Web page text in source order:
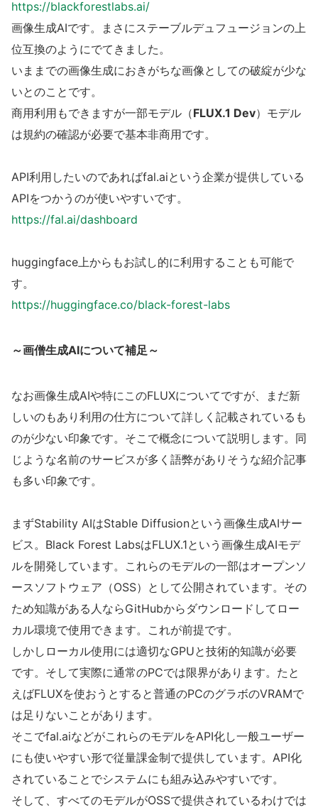
https://blackforestlabs.ai/
画像生成AIです。まさにステーブルデュフュージョンの上
位互換のようにでてきました。
いままでの画像生成におきがちな画像としての破綻が少な
いとのことです。
商用利用もできますが一部モデル（FLUX.1 Dev）モデル
は規約の確認が必要で基本非商用です。
API利用したいのであればfal.aiという企業が提供している
APIをつかうのが使いやすいです。
https://fal.ai/dashboard
huggingface上からもお試し的に利用することも可能で
す。
https://huggingface.co/black-forest-labs
～画僧生成AIについて補足～
なお画像生成AIや特にこのFLUXについてですが、まだ新
しいのもあり利用の仕方について詳しく記載されているも
のが少ない印象です。そこで概念について説明します。同
じような名前のサービスが多く語弊がありそうな紹介記事
も多い印象です。
まずStability AIはStable Diffusionという画像生成AIサー
ビス。Black Forest LabsはFLUX.1という画像生成AIモデ
ルを開発しています。これらのモデルの一部はオープンソ
ースソフトウェア（OSS）として公開されています。その
ため知識がある人ならGitHubからダウンロードしてロー
カル環境で使用できます。これが前提です。
しかしローカル使用には適切なGPUと技術的知識が必要
です。そして実際に通常のPCでは限界があります。たと
えばFLUXを使おうとすると普通のPCのグラボのVRAMで
は足りないことがあります。
そこでfal.aiなどがこれらのモデルをAPI化し一般ユーザー
にも使いやすい形で従量課金制で提供しています。API化
されていることでシステムにも組み込みやすいです。
そして、すべてのモデルがOSSで提供されているわけでは